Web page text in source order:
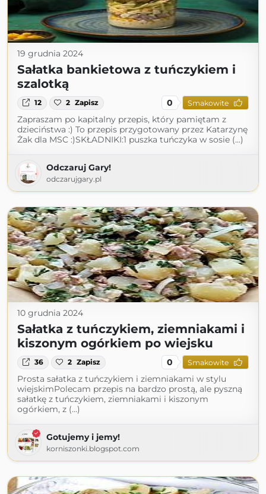
19 grudnia 2024
Sałatka bankietowa z tuńczykiem i
szalotką
12 2 Zapisz 0 Smakowite
Zapraszam po kapitalny przepis, który pamiętam z
dzieciństwa :) To przepis przygotowany przez Katarzynę
Żak dla MSC :)SKŁADNIKI:1 puszka tuńczyka w sosie (...)
Odczaruj Gary!
odczarujgary.pl
10 grudnia 2024
Sałatka z tuńczykiem, ziemniakami i
kiszonym ogórkiem po wiejsku
36 2 Zapisz 0 Smakowite
Prosta sałatka z tuńczykiem i ziemniakami w stylu
wiejskimPolecam przepis na bardzo prostą, ale pyszną
sałatkę z tuńczykiem, ziemniakami i kiszonym
ogórkiem, z (...)
Gotujemy i jemy!
korniszonki.blogspot.com